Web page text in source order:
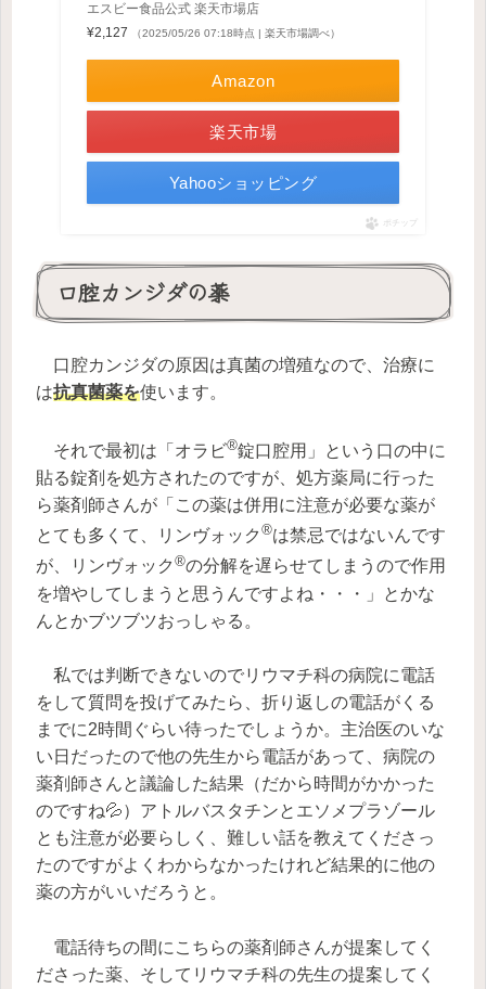
エスビー食品公式 楽天市場店
¥2,127
（2025/05/26 07:18時点 | 楽天市場調べ）
Amazon
楽天市場
Yahooショッピング
ポチップ
口腔カンジダの薬
口腔カンジダの原因は真菌の増殖なので、治療に
は抗真菌薬を使います。
それで最初は「オラビ®錠口腔用」という口の中に
貼る錠剤を処方されたのですが、処方薬局に行った
ら薬剤師さんが「この薬は併用に注意が必要な薬が
とても多くて、リンヴォック ®は禁忌ではないんです
が、リンヴォック ®の分解を遅らせてしまうので作用
を増やしてしまうと思うんですよね・・・」とかな
んとかブツブツおっしゃる。
私では判断できないのでリウマチ科の病院に電話
をして質問を投げてみたら、折り返しの電話がくる
までに2時間ぐらい待ったでしょうか。主治医のいな
い日だったので他の先生から電話があって、病院の
薬剤師さんと議論した結果（だから時間がかかった
のですね💦）アトルバスタチンとエソメプラゾール
とも注意が必要らしく、難しい話を教えてくださっ
たのですがよくわからなかったけれど結果的に他の
薬の方がいいだろうと。
電話待ちの間にこちらの薬剤師さんが提案してく
ださった薬、そしてリウマチ科の先生の提案してく